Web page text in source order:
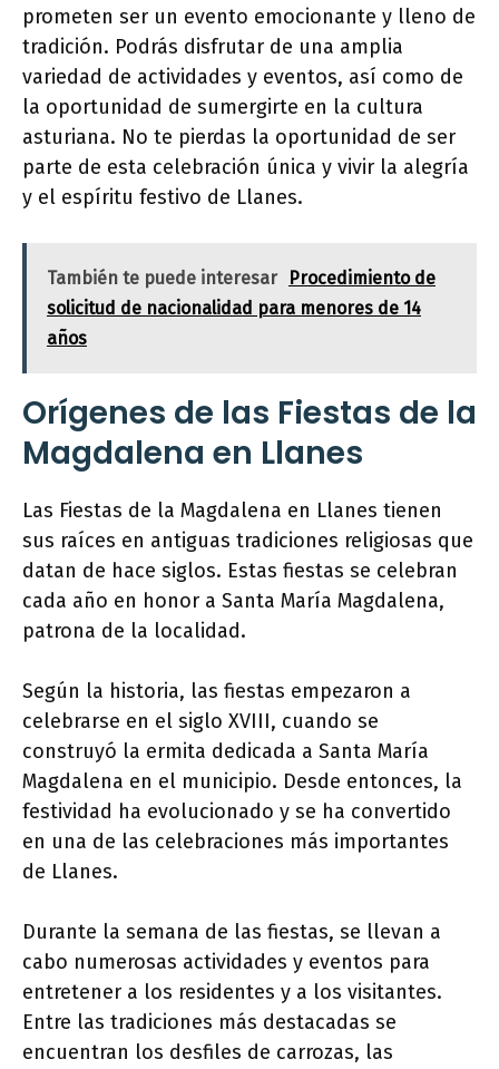
prometen ser un evento emocionante y lleno de
tradición. Podrás disfrutar de una amplia
variedad de actividades y eventos, así como de
la oportunidad de sumergirte en la cultura
asturiana. No te pierdas la oportunidad de ser
parte de esta celebración única y vivir la alegría
y el espíritu festivo de Llanes.
También te puede interesar
Procedimiento de
solicitud de nacionalidad para menores de 14
años
Orígenes de las Fiestas de la
Magdalena en Llanes
Las Fiestas de la Magdalena en Llanes tienen
sus raíces en antiguas tradiciones religiosas que
datan de hace siglos. Estas fiestas se celebran
cada año en honor a Santa María Magdalena,
patrona de la localidad.
Según la historia, las fiestas empezaron a
celebrarse en el siglo XVIII, cuando se
construyó la ermita dedicada a Santa María
Magdalena en el municipio. Desde entonces, la
festividad ha evolucionado y se ha convertido
en una de las celebraciones más importantes
de Llanes.
Durante la semana de las fiestas, se llevan a
cabo numerosas actividades y eventos para
entretener a los residentes y a los visitantes.
Entre las tradiciones más destacadas se
encuentran los desfiles de carrozas, las